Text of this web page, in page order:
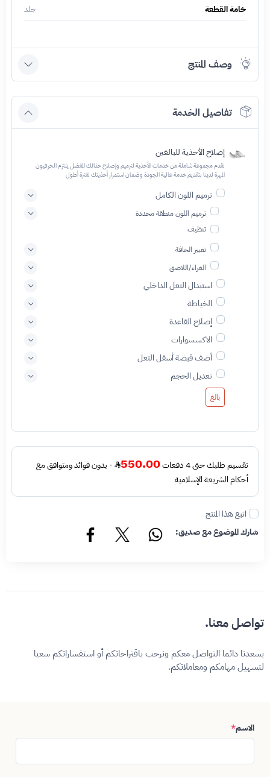
خامة القطعة
جلد
وصف المنتج
تفاصيل الخدمة
إصلاح الأحذية للبالغين
نقدم مجموعة شاملة من خدمات الأحذية لترميم وإصلاح حذائك المفضل يلتزم الحرفيون
المهرة لدينا بتقديم خدمة عالية الجودة وضمان استمرار أحذيتك لفترة أطول
ترميم اللون الكامل
ترميم اللون منطقة محددة
تنظيف
تغيير الحافة
الغراء/اللاصق
استبدال النعل الداخلي
الخياطة
إصلاح القاعدة
الاكسسوارات
أضف قبضة أسفل النعل
تعديل الحجم
بالغ
تقسيم طلبك حتى 4 دفعات 550.00
- بدون فوائد ومتوافق مع
أحكام الشريعة الإسلامية
اتبع هذا المنتج
شارك الموضوع مع صديق:
تواصل معنا.
يسعدنا دائما التواصل معكم ونرحب باقتراحاتكم أو استفساراتكم سعيا
لتسهيل مهامكم ومعاملاتكم.
الاسم*